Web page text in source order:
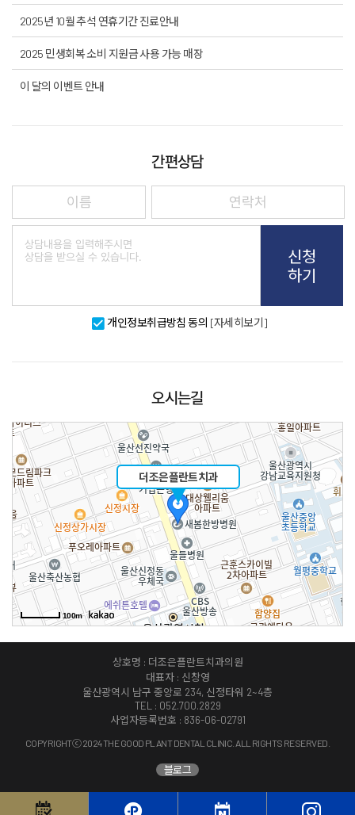
2025년 10월 추석 연휴기간 진료안내
2025 민생회복 소비 지원금 사용 가능 매장
이 달의 이벤트 안내
간편상담
신청
하기
개인정보취급방침 동의 [자세히보기]
오시는길
더조은플란트치과
100m
상호명 : 더조은플란트치과의원
대표자 : 신창영
울산광역시 남구 중앙로 234, 신정타워 2~4층
TEL : 052.700.2829
사업자등록번호 : 836-06-02791
COPYRIGHTⓒ 2024 THE GOOD PLANT DENTAL CLINIC. ALL RIGHTS RESERVED.
블로그